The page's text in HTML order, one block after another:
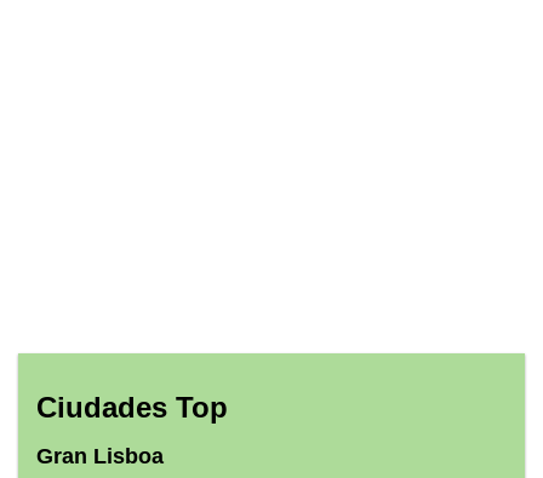
Ciudades Top
Gran Lisboa